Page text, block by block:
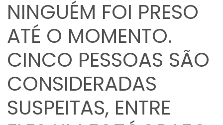
NINGUÉM FOI PRESO
ATÉ O MOMENTO.
CINCO PESSOAS SÃO
CONSIDERADAS
SUSPEITAS, ENTRE